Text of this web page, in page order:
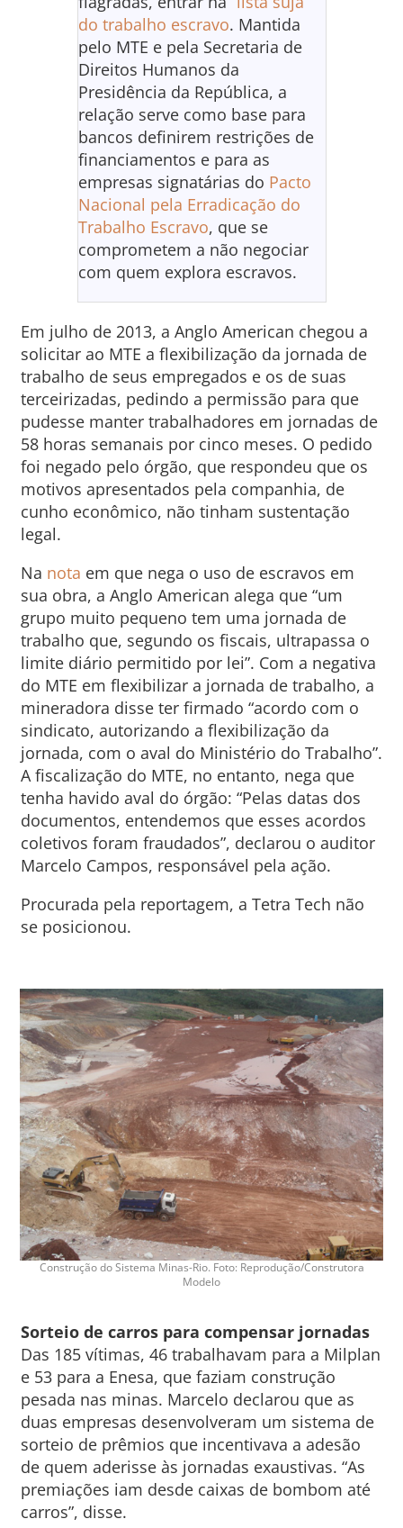
do trabalho escravo. Mantida
pelo MTE e pela Secretaria de
Direitos Humanos da
Presidência da República, a
relação serve como base para
bancos definirem restrições de
financiamentos e para as
empresas signatárias do Pacto
Nacional pela Erradicação do
Trabalho Escravo, que se
comprometem a não negociar
com quem explora escravos.
Em julho de 2013, a Anglo American chegou a
solicitar ao MTE a flexibilização da jornada de
trabalho de seus empregados e os de suas
terceirizadas, pedindo a permissão para que
pudesse manter trabalhadores em jornadas de
58 horas semanais por cinco meses. O pedido
foi negado pelo órgão, que respondeu que os
motivos apresentados pela companhia, de
cunho econômico, não tinham sustentação
legal.
Na nota em que nega o uso de escravos em
sua obra, a Anglo American alega que “um
grupo muito pequeno tem uma jornada de
trabalho que, segundo os fiscais, ultrapassa o
limite diário permitido por lei”. Com a negativa
do MTE em flexibilizar a jornada de trabalho, a
mineradora disse ter firmado “acordo com o
sindicato, autorizando a flexibilização da
jornada, com o aval do Ministério do Trabalho”.
A fiscalização do MTE, no entanto, nega que
tenha havido aval do órgão: “Pelas datas dos
documentos, entendemos que esses acordos
coletivos foram fraudados”, declarou o auditor
Marcelo Campos, responsável pela ação.
Procurada pela reportagem, a Tetra Tech não
se posicionou.
Construção do Sistema Minas-Rio. Foto: Reprodução/Construtora
Modelo
Sorteio de carros para compensar jornadas
Das 185 vítimas, 46 trabalhavam para a Milplan
e 53 para a Enesa, que faziam construção
pesada nas minas. Marcelo declarou que as
duas empresas desenvolveram um sistema de
sorteio de prêmios que incentivava a adesão
de quem aderisse às jornadas exaustivas. “As
premiações iam desde caixas de bombom até
carros”, disse.